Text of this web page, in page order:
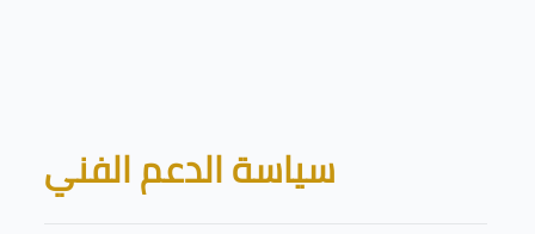
Blocks
سياسة الدعم الفني